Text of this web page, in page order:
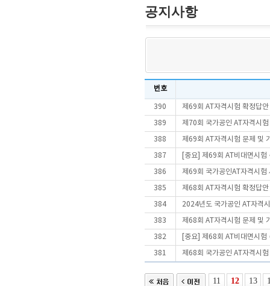
공지사항
번호
390 제69회 AT자격시험 확정답
389 제70회 국가공인 AT자격시
388 제69회 AT자격시험 문제 및
387 [중요] 제69회 AT비대면시험
386 제69회 국가공인AT자격시험
385 제68회 AT자격시험 확정답
384 2024년도 국가공인 AT자격
383 제68회 AT자격시험 문제 및
382 [중요] 제68회 AT비대면시험
381 제68회 국가공인 AT자격시
11 12 13